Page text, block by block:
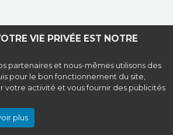
VIE PRIVÉE EST NOTRE
partenaires et nous-mêmes utilisons des
pour le bon fonctionnement du site,
votre activité et vous fournir des publicités
plus